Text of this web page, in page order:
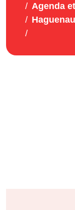
Agenda